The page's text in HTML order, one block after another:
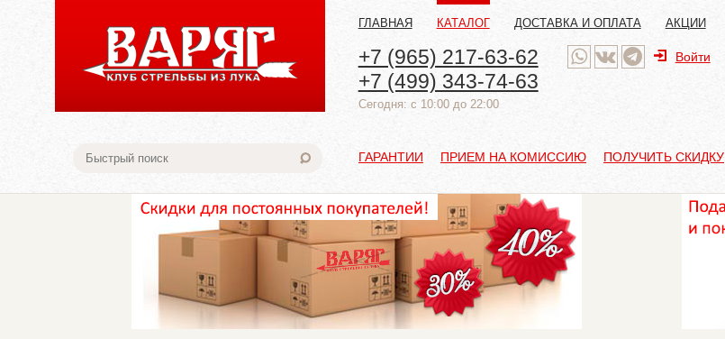
ГЛАВНАЯ КАТАЛОГ ДОСТАВКА И ОПЛАТА АКЦИИ
+7 (965) 217-63-62
+7 (499) 343-74-63
Cегодня: с 10:00 до 22:00
Войти
ГАРАНТИИ ПРИЕМ НА КОМИССИЮ ПОЛУЧИТЬ СКИДКУ